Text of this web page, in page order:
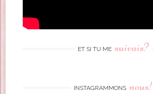
ET SI TU ME suivais?
INSTAGRAMMONS nous!